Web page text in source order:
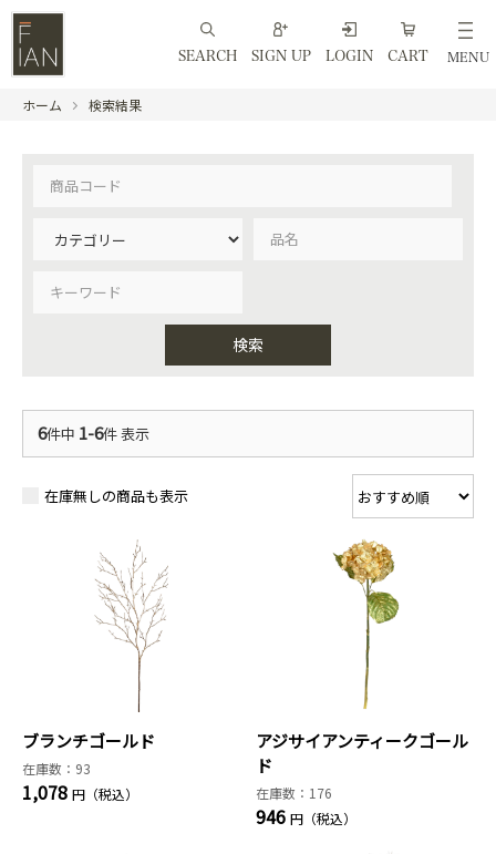
SEARCH SIGN UP LOGIN CART MENU
ホーム 検索結果
検索
6件中 1-6件 表示
在庫無しの商品も表示
ブランチゴールド
在庫数：93
1,078 円（税込）
アジサイアンティークゴール
ド
在庫数：176
946 円（税込）